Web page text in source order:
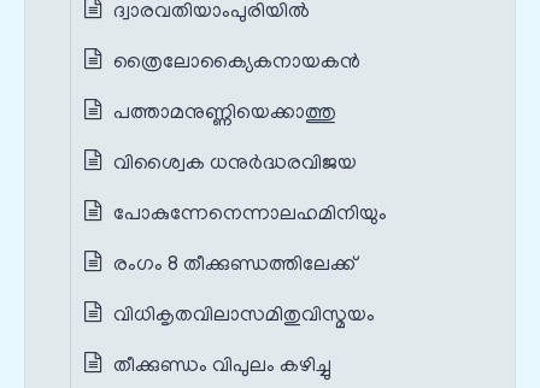
ദ്വാരവതിയാംപുരിയിൽ
ത്രൈലോക്യൈകനായകൻ
പത്താമനുണ്ണിയെക്കാത്തു
വിശ്വൈക ധനുർദ്ധരവിജയ
പോകുന്നേനെന്നാലഹമിനിയും
രംഗം 8 തീക്കുണ്ഡത്തിലേക്ക്
വിധികൃതവിലാസമിതുവിസ്മയം
തീക്കുണ്ഡം വിപുലം കഴിച്ചു